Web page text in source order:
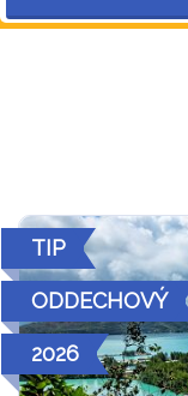
TIP
ODDECHOVÝ
2026